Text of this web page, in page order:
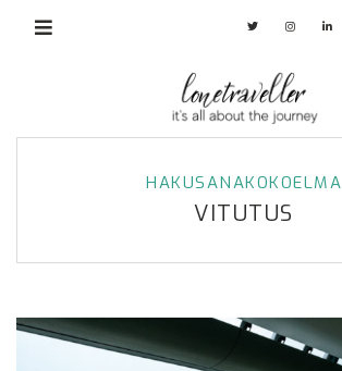
HAKUSANAKOKOELMA
VITUTUS